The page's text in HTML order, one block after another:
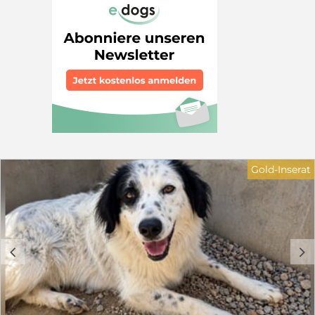
und ein Geschirr anziehen. Bubo ist einfach nur ein
Schatz, ein kleiner Sonnenschein, der jedem ein Lächeln
ins Gesicht zaubert. Seine Lebensfreude ist ansteckend
und zusammen mit ihm wird die Welt ein wenig
ist und ca. 60-65 cm groß wird. Wir suchen für Bubo
ein schönes Zuhause bei hundeerfahrenen Menschen
mit Garten. Gerne kann ein Hundekumpel schon im
Zuhause leben. Sie sollten sich darüber bewusst sein,
dass die Erziehung eines Junghundes Zeit und Geduld
gerne unverbindlich Kontakt auf. Elke Schmitz 0177
2954647 Email: info@furbys-fellfreunde.de Alle Hunde
kommen selbstverständlich gechipt, entwurmt und
komplett geimpft. Sie kommen mit einem beim
deutschen Veterinäramt registriertem Transport nach
Deutschland.
c d
Gold-Inserat